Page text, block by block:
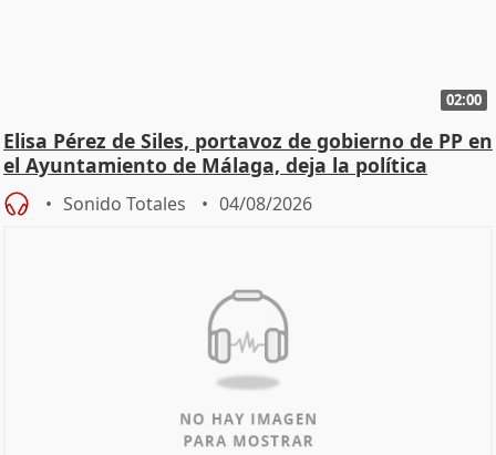
02:00
Elisa Pérez de Siles, portavoz de gobierno de PP en
el Ayuntamiento de Málaga, deja la política
Sonido Totales 04/08/2026